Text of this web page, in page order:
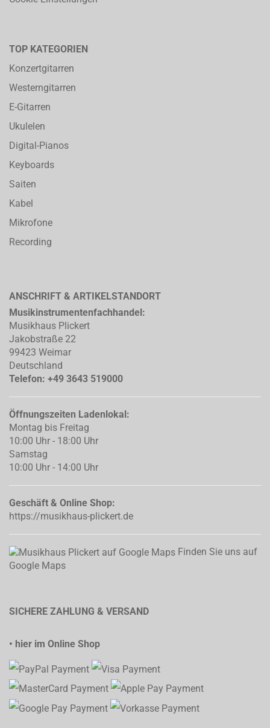
TOP KATEGORIEN
Konzertgitarren
Westerngitarren
E-Gitarren
Ukulelen
Digital-Pianos
Keyboards
Saiten
Kabel
Mikrofone
Recording
ANSCHRIFT & ARTIKELSTANDORT
Musikinstrumentenfachhandel:
Musikhaus Plickert
Jakobstraße 22
99423 Weimar
Deutschland
Telefon: +49 3643 519000
Öffnungszeiten Ladenlokal:
Montag bis Freitag
10:00 Uhr - 18:00 Uhr
Samstag
10:00 Uhr - 14:00 Uhr
Geschäft & Online Shop:
https://musikhaus-plickert.de
Finden Sie uns auf
Google Maps
SICHERE ZAHLUNG & VERSAND
• hier im Online Shop